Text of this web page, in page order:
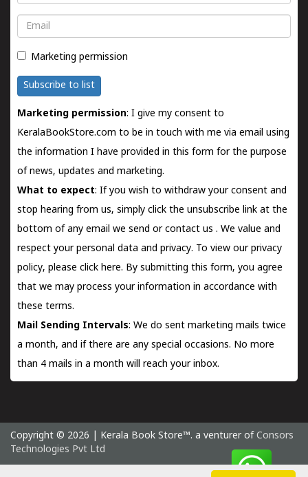
Email
Marketing permission
Subscribe to list
Marketing permission: I give my consent to
KeralaBookStore.com to be in touch with me via email using
the information I have provided in this form for the purpose
of news, updates and marketing.
What to expect: If you wish to withdraw your consent and
stop hearing from us, simply click the unsubscribe link at the
bottom of any email we send orcontact us . We value and
respect your personal data and privacy. To view our privacy
policy, please click here. By submitting this form, you agree
that we may process your information in accordance with
these terms.
Mail Sending Intervals: We do sent marketing mails twice
a month, and if there are any special occasions. No more
than 4 mails in a month will reach your inbox.
Copyright © 2026 | Kerala Book Store™. a venturer of Consors
Technologies Pvt Ltd